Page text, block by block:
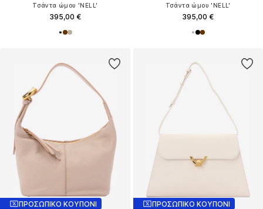
Τσάντα ώμου 'NELL'
395,00 €
Τσάντα ώμου 'NELL'
395,00 €
ΠΡΟΣΩΠΙΚΟ ΚΟΥΠΟΝΙ ΠΡΟΣΩΠΙΚΟ ΚΟΥΠΟΝΙ